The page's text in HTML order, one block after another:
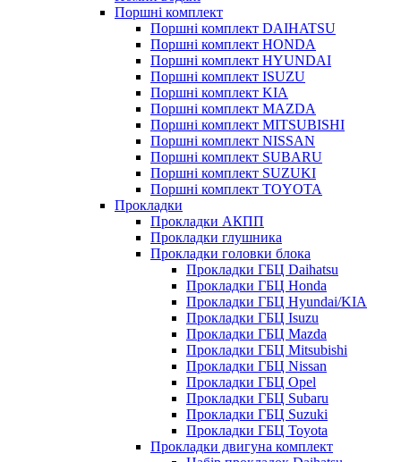
Поршні комплект
Поршні комплект DAIHATSU
Поршні комплект HONDA
Поршні комплект HYUNDAI
Поршні комплект ISUZU
Поршні комплект KIA
Поршні комплект MAZDA
Поршні комплект MITSUBISHI
Поршні комплект NISSAN
Поршні комплект SUBARU
Поршні комплект SUZUKI
Поршні комплект TOYOTA
Прокладки
Прокладки АКПП
Прокладки глушника
Прокладки головки блока
Прокладки ГБЦ Daihatsu
Прокладки ГБЦ Honda
Прокладки ГБЦ Hyundai/KIA
Прокладки ГБЦ Isuzu
Прокладки ГБЦ Mazda
Прокладки ГБЦ Mitsubishi
Прокладки ГБЦ Nissan
Прокладки ГБЦ Opel
Прокладки ГБЦ Subaru
Прокладки ГБЦ Suzuki
Прокладки ГБЦ Toyota
Прокладки двигуна комплект